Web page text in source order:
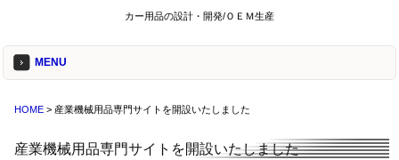
カー用品の設計・開発/ＯＥＭ生産
MENU
HOME > 産業機械用品専門サイトを開設いたしました
産業機械用品専門サイトを開設いたしました